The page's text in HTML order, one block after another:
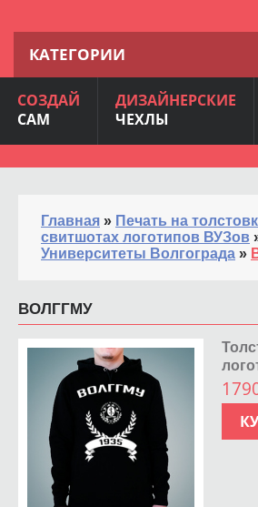
КАТЕГОРИИ
СОЗДАЙ
САМ
ДИЗАЙНЕРСКИЕ
ЧЕХЛЫ
Главная » Печать на
свитшотах логотипов ВУЗов
Университеты Волгограда »
ВОЛГГМУ